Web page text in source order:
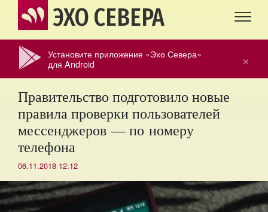
ЭХО СЕВЕРА
×
Установите приложение «Эхо Севера»
для Android
Правительство подготовило новые
правила проверки пользователей
мессенджеров — по номеру
телефона
06.11.2018 12:12